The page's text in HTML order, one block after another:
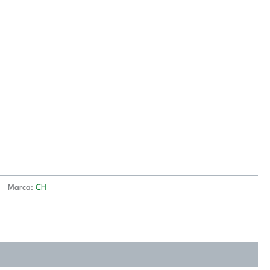
Marca:CH